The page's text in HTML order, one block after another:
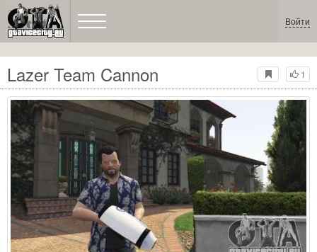
Войти
1
Lazer Team Cannon